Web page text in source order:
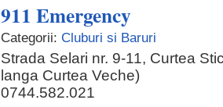
911 Emergency
Categorii: Cluburi si Baruri
Strada Selari nr. 9-11, Curtea
langa Curtea Veche)
0744.582.021